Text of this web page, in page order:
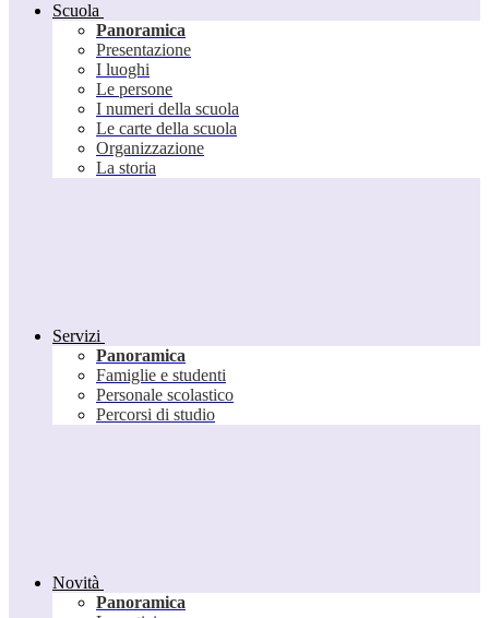
Scuola
Panoramica
Presentazione
I luoghi
Le persone
I numeri della scuola
Le carte della scuola
Organizzazione
La storia
Servizi
Panoramica
Famiglie e studenti
Personale scolastico
Percorsi di studio
Novità
Panoramica